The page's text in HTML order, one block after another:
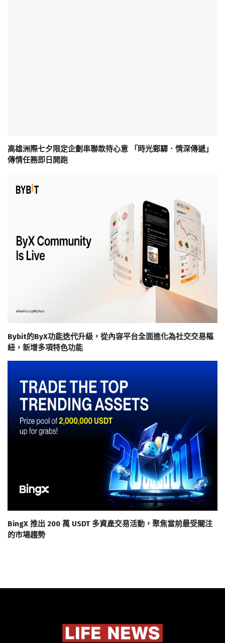
高雄洲際七夕限定企劃串聯款待心意 「時光郵驛．情深傳遞」
傳情任務即日開跑
Bybit的ByX功能迭代升級，從內容平台全面進化為社交交易樞
紐，新增多項特色功能
BingX 推出 200 萬 USDT 多資產交易活動，聚焦當前最受關注
的市場趨勢